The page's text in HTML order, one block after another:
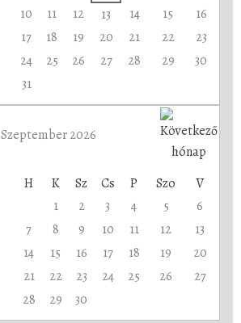
10
11 12 13 14 15
16
17
18 19 20 21 22
23
24
25 26 27 28 29
30
31
Szeptember 2026
H K Sz Cs P Szo
V
1
2 3 4 5
6
7
8 9 10 11 12
13
14
15 16 17 18 19
20
21
22 23 24 25 26
27
28
29 30